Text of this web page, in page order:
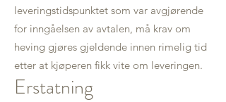
leveringstidspunktet som var avgjørende
for inngåelsen av avtalen, må krav om
heving gjøres gjeldende innen rimelig tid
etter at kjøperen fikk vite om leveringen.
Erstatning